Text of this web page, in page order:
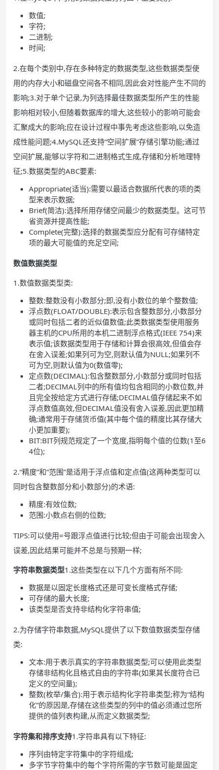
数值;
字符;
二进制;
时间;
2.在每个类别中,存在多种特定的数据类型,这些数据类型使
用的内存大小和磁盘空间各不相同,因此会对性能产生不同的
影响;3.对于单个记录,为列选择最佳数据类型所产生的性能
影响相对较小,但随着数据库的增大,这些较小的影响可能会
汇聚成大的影响;应在设计过程中事先考虑这些影响,以免造
成性能问题;4.MySQL还支持“空间扩展”存储引擎功能;通过
空间扩展,能够以字符和二进制格式生成,存储和分析地理特
征;5.数据类型的ABC要素:
Appropriate(适当):需要以最适合数据所代表的项的类
型来表示数据;
Brief(简洁):选择所用存储空间最少的数据类型。这可节
省资源并提高性能;
Complete(完整):选择的数据类型应分配有可存储特定
项的最大可能值的充足空间;
数值数据类型
1.数值数据类型类:
整数:整数没有小数部分;即,没有小数位的单个整数值;
浮点数(FLOAT/DOUBLE):表示包含整数部分,小数部分
或同时包括二者的近似值数值;此类数据类型使用服务
器主机的CPU所用的本机二进制浮点格式(IEEE 754)来
表示值;该数据类型用于存储和计算会很高效,但值会存
在舍入误差;如果列可为空,则默认值为NULL;如果列不
可为空,则默认值为0(数值零);
定点数(DECIMAL):包含整数部分,小数部分或同时包括
二者;DECIMAL列中的所有值均包含相同的小数位数,并
且完全按给定方式进行存储;DECIMAL值存储起来不如
浮点数值高效,但DECIMAL值没有舍入误差,因此更加精
确;通常用于存储货币值(其中每个值的精度比其存储大
小更加重要);
BIT:BIT列规范规定了一个宽度,指明每个值的位数(1至6
4位);
2.“精度”和“范围”是适用于浮点值和定点值(这两种类型可以
同时包含整数部分和小数部分)的术语:
精度:有效位数;
范围:小数点右侧的位数;
TIPS:可以使用=号跟浮点值进行比较;但由于可能会出现舍入
误差,因此结果可能并不总是与预期一样;
字符串数据类型1.这些类型在以下几个方面有所不同:
数据是以固定长度格式还是可变长度格式存储;
可存储的最大长度;
该类型是否支持非结构化字符串值;
2.为存储字符串数据,MySQL提供了以下数值数据类型存储
类:
文本:用于表示真实的字符串数据类型;可以使用此类型
存储非结构化且格式自由的字符串(如果其长度符合已
定义的空间量);
整数(枚举/集合):用于表示结构化字符串类型;称为“结构
化”的原因是,存储在这些类型的列中的值必须通过您所
提供的值列表构建,从而定义数据类型;
字符集和排序支持1.字符串具有以下特征:
序列由特定字符集中的字符组成;
多字节字符集中的每个字符所需的字节数可能是固定